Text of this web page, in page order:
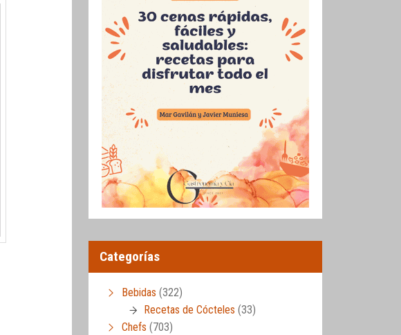
Categorías
Bebidas (322)
Recetas de Cócteles (33)
Chefs (703)